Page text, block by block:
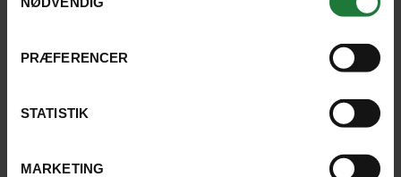
PRÆFERENCER
STATISTIK
MARKETING